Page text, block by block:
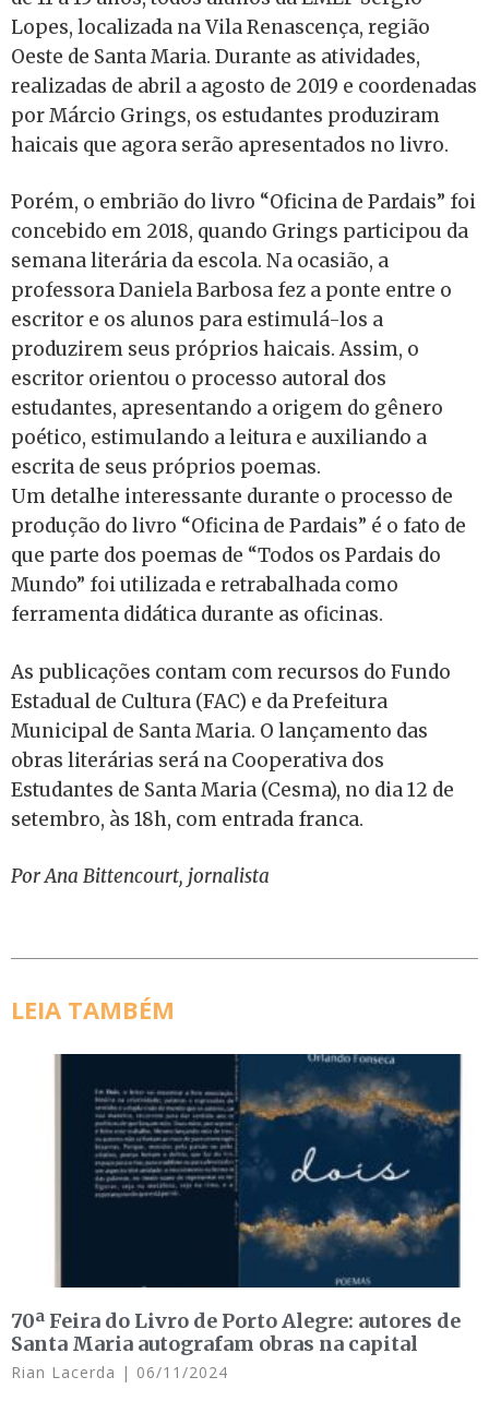
Lopes, localizada na Vila Renascença, região
Oeste de Santa Maria. Durante as atividades,
realizadas de abril a agosto de 2019 e coordenadas
por Márcio Grings, os estudantes produziram
haicais que agora serão apresentados no livro.
Porém, o embrião do livro “Oficina de Pardais” foi
concebido em 2018, quando Grings participou da
semana literária da escola. Na ocasião, a
professora Daniela Barbosa fez a ponte entre o
escritor e os alunos para estimulá-los a
produzirem seus próprios haicais. Assim, o
escritor orientou o processo autoral dos
estudantes, apresentando a origem do gênero
poético, estimulando a leitura e auxiliando a
escrita de seus próprios poemas.
Um detalhe interessante durante o processo de
produção do livro “Oficina de Pardais” é o fato de
que parte dos poemas de “Todos os Pardais do
Mundo” foi utilizada e retrabalhada como
ferramenta didática durante as oficinas.
As publicações contam com recursos do Fundo
Estadual de Cultura (FAC) e da Prefeitura
Municipal de Santa Maria. O lançamento das
obras literárias será na Cooperativa dos
Estudantes de Santa Maria (Cesma), no dia 12 de
setembro, às 18h, com entrada franca.
Por Ana Bittencourt, jornalista
LEIA TAMBÉM
70ª Feira do Livro de Porto Alegre: autores de
Santa Maria autografam obras na capital
Rian Lacerda 06/11/2024